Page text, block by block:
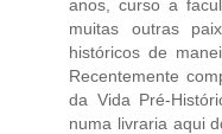
anos, curso a
muitas outras
históricos de
Recentemente
da Vida Pré-
numa livraria aqui